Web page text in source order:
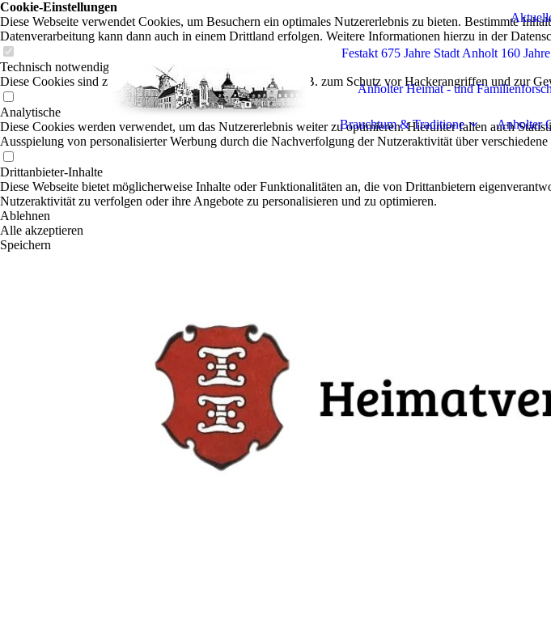
Festakt 675 Jahre Stadt Anholt 160
Anholter Heimat - und
Brauchtum & Traditione Anholter
Cookie-Einstellungen
Diese Webseite verwendet Cookies, um Besuchern ein optimales Nutzererlebnis zu bieten. Bestimmte
Datenverarbeitung kann dann auch in einem Drittland erfolgen. Weitere Informationen hierzu in der
Technisch notwendige
Diese Cookies sind zum Betrieb der Webseite notwendig, z.B. zum Schutz vor Hackerangriffen und zur
Analytische
Diese Cookies werden verwendet, um das Nutzererlebnis weiter zu optimieren. Hierunter fallen auch
Ausspielung von personalisierter Werbung durch die Nachverfolgung der Nutzeraktivität über verschiedene
Drittanbieter-Inhalte
Diese Webseite bietet möglicherweise Inhalte oder Funktionalitäten an, die von Drittanbietern
Nutzeraktivität zu verfolgen oder ihre Angebote zu personalisieren und zu optimieren.
Ablehnen
Alle akzeptieren
Speichern